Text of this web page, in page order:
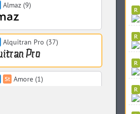
Almaz (9)
Alquitran Pro (37)
Amore (1)